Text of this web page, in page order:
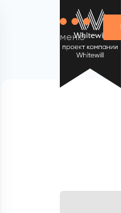
меню